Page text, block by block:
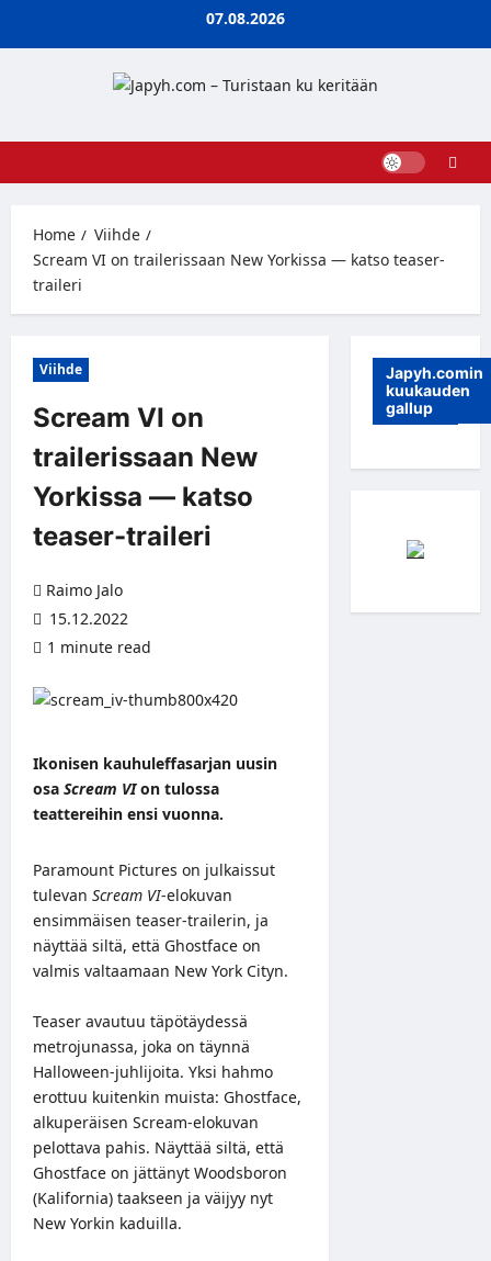
07.08.2026
Home
Viihde
Scream VI on trailerissaan New Yorkissa — katso teaser-
traileri
Viihde
Scream VI on
trailerissaan New
Yorkissa — katso
teaser-traileri
Raimo Jalo
15.12.2022
1 minute read
Ikonisen kauhuleffasarjan uusin
osa Scream VIon tulossa
teattereihin ensi vuonna.
Paramount Pictures on julkaissut
tulevan Scream VI-elokuvan
ensimmäisen teaser-trailerin, ja
näyttää siltä, että Ghostface on
valmis valtaamaan New York Cityn.
Teaser avautuu täpötäydessä
metrojunassa, joka on täynnä
Halloween-juhlijoita. Yksi hahmo
erottuu kuitenkin muista: Ghostface,
alkuperäisen Scream-elokuvan
pelottava pahis. Näyttää siltä, että
Ghostface on jättänyt Woodsboron
(Kalifornia) taakseen ja väijyy nyt
New Yorkin kaduilla.
Japyh.comin
kuukauden
gallup